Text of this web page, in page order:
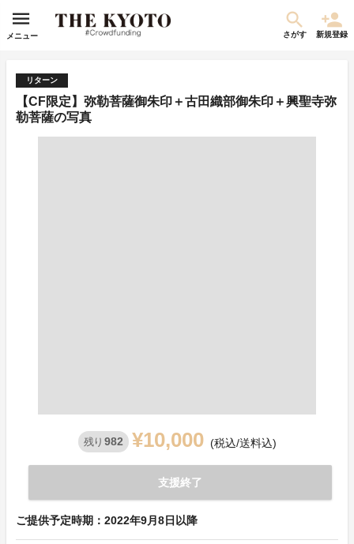
メニュー さがす 新規登録
リターン
【CF限定】弥勒菩薩御朱印＋古田織部御朱印＋興聖寺弥
勒菩薩の写真
残り 982 ¥10,000 (税込/送料込)
支援終了
ご提供予定時期：2022年9月8日以降